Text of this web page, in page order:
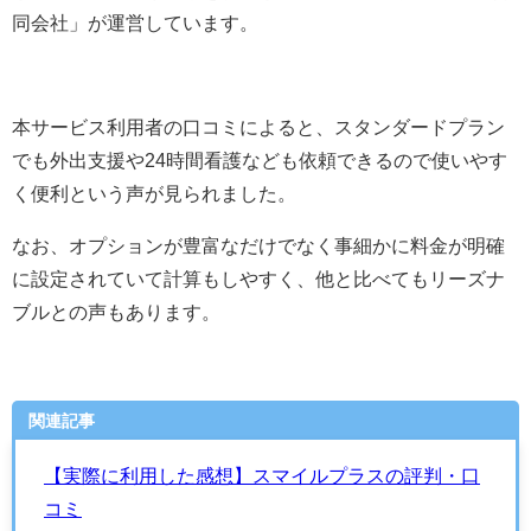
同会社 」が運営しています。
本サービス利用者の口コミによると、
スタンダードプラン
でも外出支援や24時間看護なども依頼できるので使いやす
く便利という声が見られました
なお、 オプションが豊富なだけでなく事細かに料金が明確
に設定されていて計算もしやすく、他と比べてもリーズナ
ブルとの声もあります
関連記事
【実際に利用した感想】スマイルプラスの評判・口
コミ